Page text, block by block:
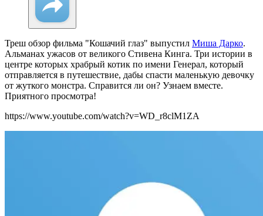
Треш обзор фильма "Кошачий глаз" выпустил Миша Дарко.
Альманах ужасов от великого Стивена Кинга. Три истории в
центре которых храбрый котик по имени Генерал, который
отправляется в путешествие, дабы спасти маленькую девочку
от жуткого монстра. Справится ли он? Узнаем вместе.
Приятного просмотра!
https://www.youtube.com/watch?v=WD_r8clM1ZA